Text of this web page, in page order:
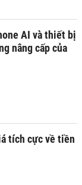
AI và thiết bị
nâng cấp của
tích cực về tiền